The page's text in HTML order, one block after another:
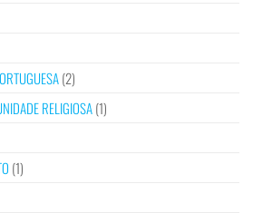
(2)
RELIGIOSA(1)
(1)